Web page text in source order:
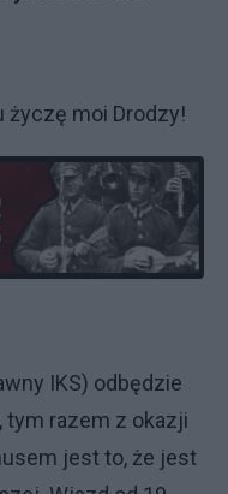
życzę moi Drodzy!
IKS) odbędzie
tym razem z okazji
jest to, że jest